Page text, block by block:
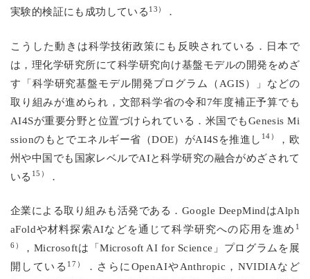
実験的検証にも成功している 13） ．
こうした動きは科学技術政策にも反映されている．日本で
は，理化学研究所にて科学研究向け基盤モデルの開発をめざ
す「科学研究基盤モデル開発プログラム（AGIS）」などの
取り組みが進められ，文部科学省の令和7年度補正予算でも
AI4Sが重要分野と位置づけられている．米国でもGenesis Mi
ssionのもとでエネルギー省（DOE）がAI4Sを推進し 14）
，欧
州や中国でも国家レベルでAIと科学研究の融合がめざされて
いる 15） ．
企業による取り組みも活発である．Google DeepMindはAlph
aFoldや材料探索AIなどを通じて科学研究への応用を進め 1
6）
，Microsoftは「Microsoft AI for Science」プログラムを展
開している 17）
．さらにOpenAIやAnthropic，NVIDIAなど